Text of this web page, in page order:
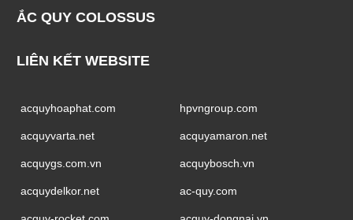
ẮC QUY COLOSSUS
LIÊN KẾT WEBSITE
acquyhoaphat.com hpvngroup.com
acquyvarta.net acquyamaron.net
acquygs.com.vn acquybosch.vn
acquydelkor.net ac-quy.com